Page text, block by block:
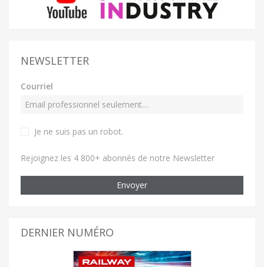
NEWSLETTER
Courriel
Je ne suis pas un robot.
Rejoignez les 4 800+ abonnés de notre Newsletter
Envoyer
DERNIER NUMÉRO